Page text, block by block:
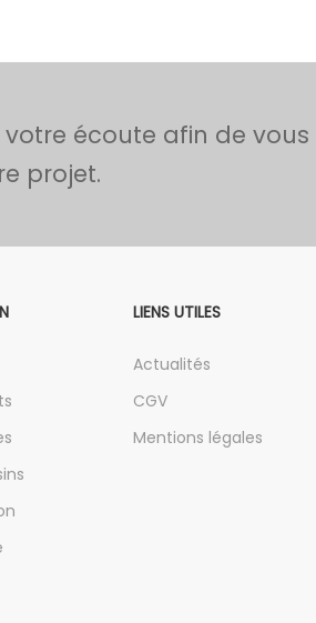
écoute afin de vous
projet.
LIENS UTILES
Actualités
CGV
Mentions légales